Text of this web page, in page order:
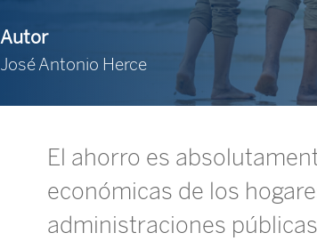
Autor
José Antonio Herce
El ahorro es
económicas de los
administraciones